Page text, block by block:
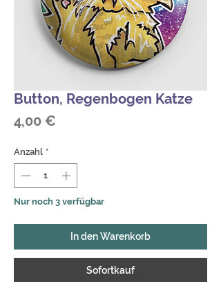
Button, Regenbogen Katze
4,00 €
Anzahl *
Nur noch 3 verfügbar
In den Warenkorb
Sofortkauf